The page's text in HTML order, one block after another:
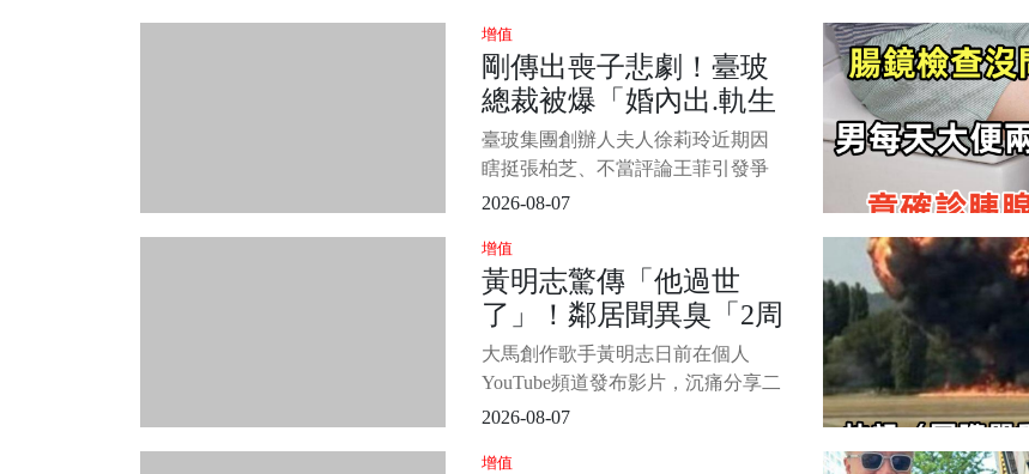
祈願工程平安順遂。 廠區內臨時搭
設的鐵皮屋神壇首度曝光，三尊神
像依序為土地公、關公及地藏王，
供桌擺滿祝賀壽塔，場面莊嚴肅
穆。
增值
剛傳出喪子悲劇！臺玻
總裁被爆「婚內出.軌生
女」小.三竟是「八點檔
女星」
臺玻集團創辦人夫人徐莉玲近期因
瞎挺張柏芝、不當評論王菲引發爭
議，又傳出喪子悲劇，使她與臺玻
目。 根據《ETtoday新聞雲》報導，
林伯實過往曾在婚姻期間與知名女
演員發生婚外情，並育有一名私生
女，雙方還曾為此鬧上法院。 而這
位女星如今已徹底退出演藝圈，
2026-08-07
增值
黃明志驚傳「他過世
了」！鄰居聞異臭「2周
後才發現」
大馬創作歌手黃明志日前在個人
YouTube頻道發布影片，沉痛分享二
舅王光文數月前於異國孤獨辭世的
居察覺異味報案尋獲，令他悲痛不
2026-08-07
增值